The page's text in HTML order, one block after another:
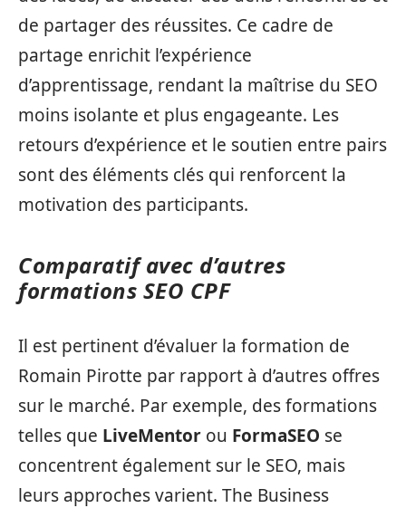
de partager des réussites. Ce cadre de
partage enrichit l’expérience
d’apprentissage, rendant la maîtrise du SEO
moins isolante et plus engageante. Les
retours d’expérience et le soutien entre pairs
sont des éléments clés qui renforcent la
motivation des participants.
Comparatif avec d’autres
formations SEO CPF
Il est pertinent d’évaluer la formation de
Romain Pirotte par rapport à d’autres offres
sur le marché. Par exemple, des formations
telles que LiveMentor ou FormaSEO se
concentrent également sur le SEO, mais
leurs approches varient. The Business